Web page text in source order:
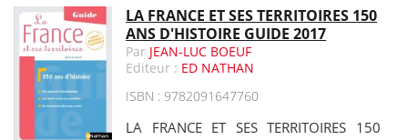
LA FRANCE ET SES TERRITOIRES 150
ANS D'HISTOIRE GUIDE 2017
Par JEAN-LUC BOEUF
Editeur : ED NATHAN
ISBN : 9782091647760
LA FRANCE ET SES TERRITOIRES 150